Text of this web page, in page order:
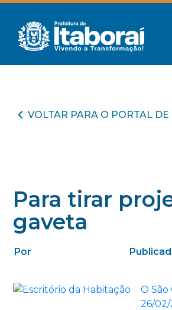
VOLTAR PARA O PORTAL
Para tirar
gaveta
Por
O São
26/02/